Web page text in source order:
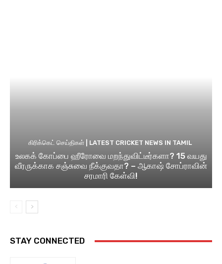
கிரிக்கெட் செய்திகள் | LATEST CRICKET NEWS IN TAMIL
உலகக் கோப்பை ஹீரோவை மறந்துவிட்டீர்களா? 15 வயது
வீரருக்காக சஞ்சுவை நீக்குவதா? – ஆகாஷ் சோப்ராவின்
சரமாரி கேள்வி!
STAY CONNECTED